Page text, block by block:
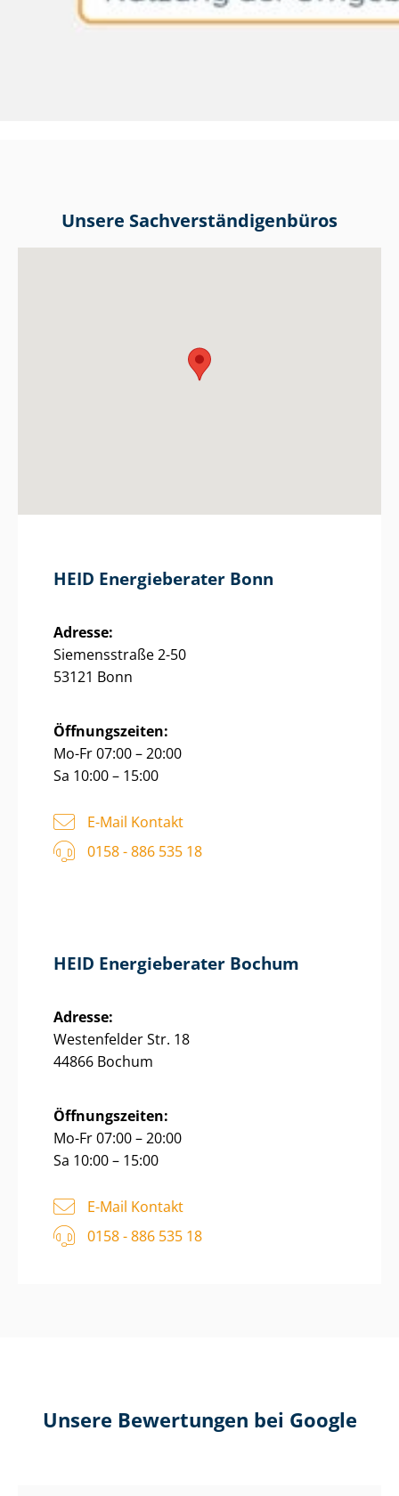
Unsere Sach­ver­stän­di­gen­bü­ros
HEID Energieberater Bonn
Adresse:
Siemensstraße 2-50
53121 Bonn
Öffnungszeiten:
Mo-Fr 07:00 – 20:00
Sa 10:00 – 15:00
E-Mail Kontakt
0158 - 886 535 18
HEID Energieberater Bochum
Adresse:
Westenfelder Str. 18
44866 Bochum
Öffnungszeiten:
Mo-Fr 07:00 – 20:00
Sa 10:00 – 15:00
E-Mail Kontakt
0158 - 886 535 18
Unsere Bewertungen bei Google